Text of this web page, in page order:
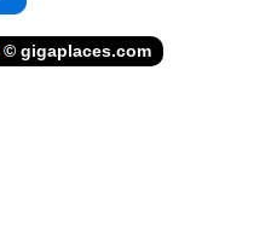
© gigaplaces.com